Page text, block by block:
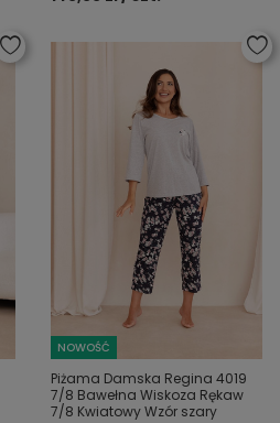
NOWOŚĆ
Piżama Damska Regina 4019
7/8 Bawełna Wiskoza Rękaw
7/8 Kwiatowy Wzór szary